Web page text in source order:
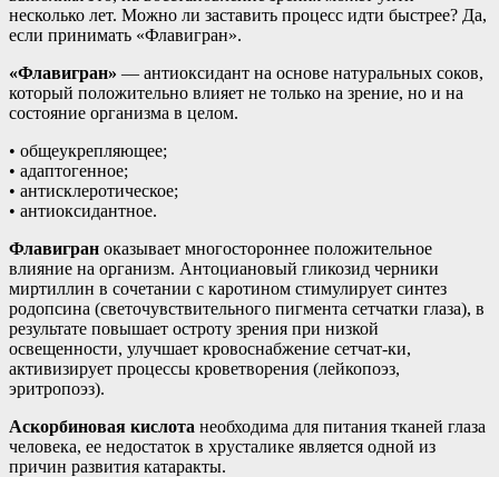
несколько лет. Можно ли заставить процесс идти быстрее? Да,
если принимать «Флавигран».
«Флавигран» — антиоксидант на основе натуральных соков,
который положительно влияет не только на зрение, но и на
состояние организма в целом.
• общеукрепляющее;
• адаптогенное;
• антисклеротическое;
• антиоксидантное.
Флавигран оказывает многостороннее положительное
влияние на организм. Антоциановый гликозид черники
миртиллин в сочетании с каротином стимулирует синтез
родопсина (светочувствительного пигмента сетчатки глаза), в
результате повышает остроту зрения при низкой
освещенности, улучшает кровоснабжение сетчат-ки,
активизирует процессы кроветворения (лейкопоэз,
эритропоэз).
Аскорбиновая кислота необходима для питания тканей глаза
человека, ее недостаток в хрусталике является одной из
причин развития катаракты.